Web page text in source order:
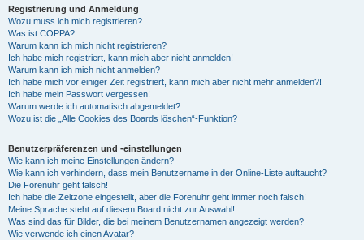
Registrierung und Anmeldung
Wozu muss ich mich registrieren?
Was ist COPPA?
Warum kann ich mich nicht registrieren?
Ich habe mich registriert, kann mich aber nicht anmelden!
Warum kann ich mich nicht anmelden?
Ich habe mich vor einiger Zeit registriert, kann mich aber nicht mehr anmelden?!
Ich habe mein Passwort vergessen!
Warum werde ich automatisch abgemeldet?
Wozu ist die „Alle Cookies des Boards löschen“-Funktion?
Benutzerpräferenzen und -einstellungen
Wie kann ich meine Einstellungen ändern?
Wie kann ich verhindern, dass mein Benutzername in der Online-Liste auftaucht?
Die Forenuhr geht falsch!
Ich habe die Zeitzone eingestellt, aber die Forenuhr geht immer noch falsch!
Meine Sprache steht auf diesem Board nicht zur Auswahl!
Was sind das für Bilder, die bei meinem Benutzernamen angezeigt werden?
Wie verwende ich einen Avatar?